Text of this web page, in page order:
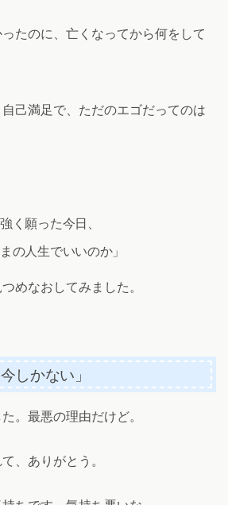
たのに、亡くなってから何をして
己満足で、ただのエゴだってのは
く願った今日、
の人生でいいのか」
めなおしてみました。
しかない」
。最悪の理由だけど。
、ありがとう。